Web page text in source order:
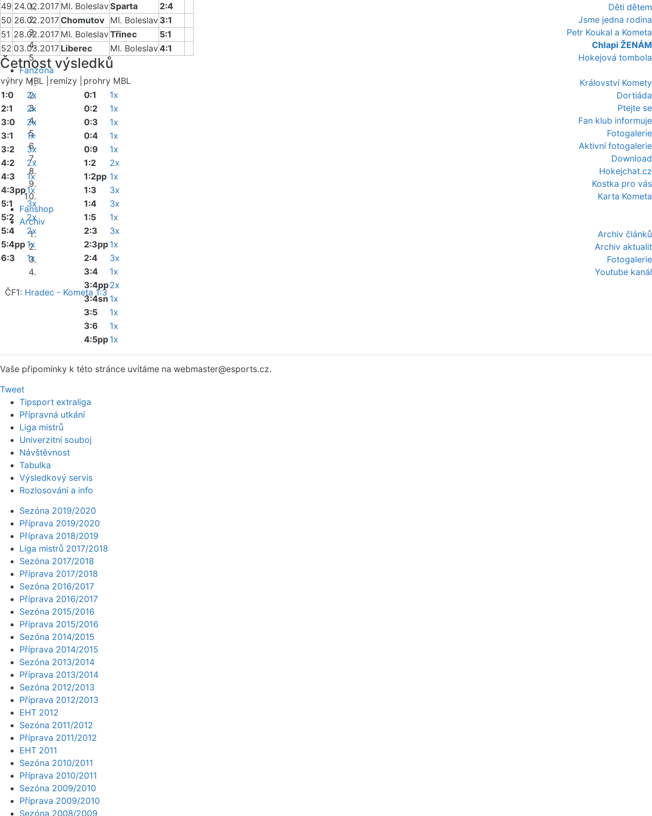
Děti dětem
Jsme jedna rodina
Petr Koukal a Kometa
Chlapi ŽENÁM
Hokejová tombola
Fanzóna
Království Komety
Dortiáda
Ptejte se
Fan klub informuje
Fotogalerie
Aktivní fotogalerie
Download
Hokejchat.cz
Kostka pro vás
Karta Kometa
Fanshop
Archiv
Archiv článků
Archiv aktualit
Fotogalerie
Youtube kanál
ČF1: Hradec - Kometa 1:3
49 24.02.2017 Ml. BoleslavSparta
2:4
50 26.02.2017 Chomutov Ml. Boleslav 3:1
51 28.02.2017 Ml. BoleslavTřinec
5:1
52 03.03.2017 Liberec Ml. Boleslav4:1
Četnost výsledků
výhry MBL | remízy |
prohry MBL
1:0
2x
2:1
2x
3:0
2x
3:1
1x
3:2
3x
4:2
2x
4:3
1x
4:3pp1x
5:1
3x
5:2
2x
5:4
2x
5:4pp1x
6:3
1x
0:1
1x
0:2
1x
0:3
1x
0:4
1x
0:9
1x
1:2
2x
1:2pp 1x
1:3
3x
1:4
3x
1:5
1x
2:3
3x
2:3pp1x
2:4
3x
3:4
1x
3:4pp2x
3:4sn 1x
3:5
1x
3:6
1x
4:5pp1x
Vaše připomínky k této stránce uvítáme na webmaster@esports.cz.
Tweet
Tipsport extraliga
Přípravná utkání
Liga mistrů
Univerzitní souboj
Návštěvnost
Tabulka
Výsledkový servis
Rozlosování a info
Sezóna 2019/2020
Příprava 2019/2020
Příprava 2018/2019
Liga mistrů 2017/2018
Sezóna 2017/2018
Příprava 2017/2018
Sezóna 2016/2017
Příprava 2016/2017
Sezóna 2015/2016
Příprava 2015/2016
Sezóna 2014/2015
Příprava 2014/2015
Sezóna 2013/2014
Příprava 2013/2014
Sezóna 2012/2013
Příprava 2012/2013
EHT 2012
Sezóna 2011/2012
Příprava 2011/2012
EHT 2011
Sezóna 2010/2011
Příprava 2010/2011
Sezóna 2009/2010
Příprava 2009/2010
Sezóna 2008/2009